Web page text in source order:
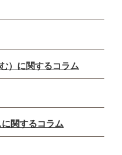
）に関するコラム
関するコラム